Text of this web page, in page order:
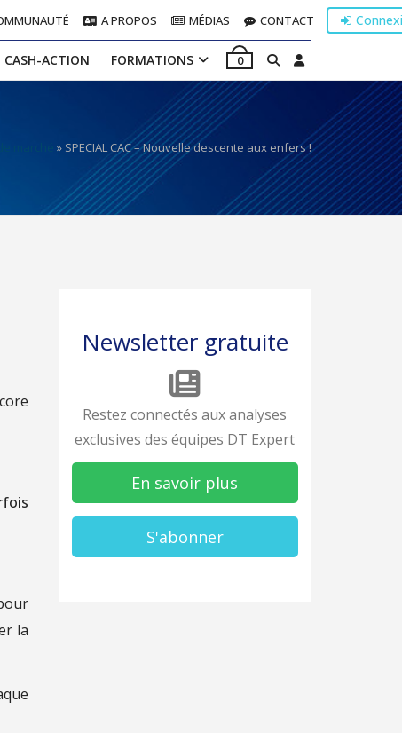
CASH-ACTION FORMATIONS 0
A PROPOS MÉDIAS CONTACT
» SPECIAL CAC – Nouvelle descente aux enfers !
la
Newsletter gratuite
Restez connectés aux analyses
exclusives des équipes DT Expert
En savoir plus
S'abonner